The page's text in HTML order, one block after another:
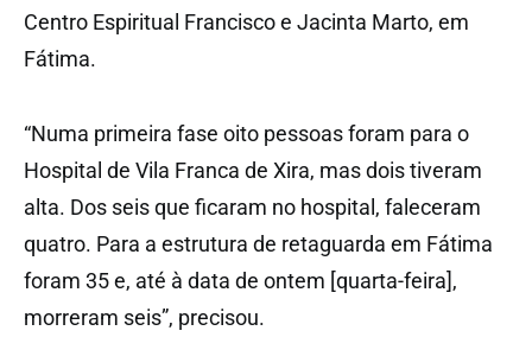
Centro Espiritual Francisco e Jacinta Marto, em
Fátima.
“Numa primeira fase oito pessoas foram para o
Hospital de Vila Franca de Xira, mas dois tiveram
alta. Dos seis que ficaram no hospital, faleceram
quatro. Para a estrutura de retaguarda em Fátima
foram 35 e, até à data de ontem [quarta-feira],
morreram seis”, precisou.